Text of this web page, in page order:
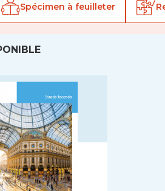
Spécimen à feuilleter